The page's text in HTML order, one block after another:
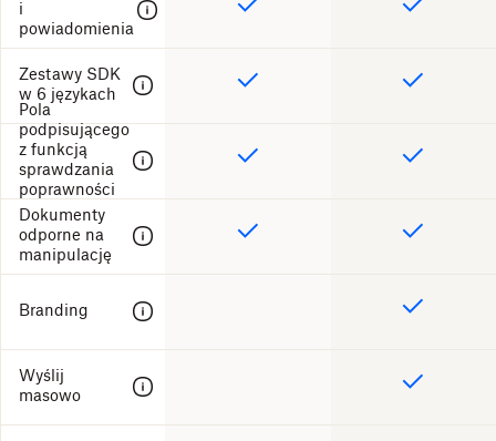
i
powiadomienia
Zestawy SDK
w 6 językach
Pola
podpisującego
z funkcją
sprawdzania
poprawności
danych
Dokumenty
odporne na
manipulację
Branding
Wyślij
masowo